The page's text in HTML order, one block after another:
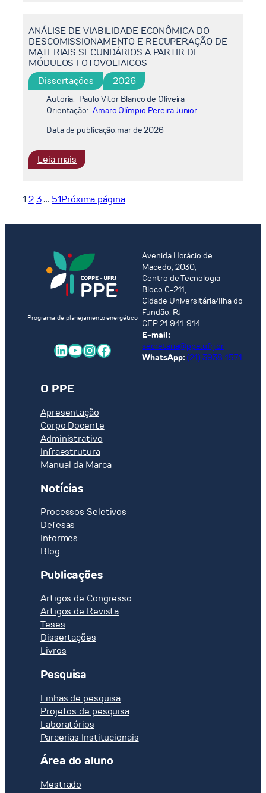
GNV
NOS
CASOS
DOS
ATERROS
DE
SEROPÉDICA-
RJ
SÃO
PEDRO
ALDEIA-
RJ
SUSTENTÁVEL
E
DIGITAL:
O
IMPACTO
SISTÊMICO
DA
TRANSFORMAÇÃO
DIGITAL
SMART
NA
ANÁLISE DE VIABILIDADE ECONÔMICA DO
DESCOMISSIONAMENTO E RECUPERAÇÃO DE
MATERIAIS SECUNDÁRIOS A PARTIR DE
MÓDULOS FOTOVOLTAICOS
Dissertações 2026
Autoria: Paulo Vitor Blanco de Oliveira
Orientação: Amaro Olímpio Pereira Junior
Data de publicação:mar de 2026
Leia mais
ANÁLISE
VIABILIDADE
DO
RECUPERAÇÃO
DE
MATERIAIS
A
DE
MÓDULOS
1 23… 51Próxima página
Programa de planejamento energético
LinkedIn Youtube InstagramFacebook
Avenida Horácio de
Macedo, 2030,
Centro de Tecnologia –
Bloco C-211,
Cidade Universitária/Ilha do
Fundão, RJ
CEP 21.941-914
E-mail:
secretaria@ppe.ufrj.br
WhatsApp: (21) 3938-1571
O PPE
Apresentação
Corpo Docente
Administrativo
Infraestrutura
Manual da Marca
Notícias
Processos Seletivos
Defesas
Informes
Blog
Publicações
Artigos de Congresso
Artigos de Revista
Teses
Dissertações
Livros
Pesquisa
Linhas de pesquisa
Projetos de pesquisa
Laboratórios
Parcerias Institucionais
Área do aluno
Mestrado